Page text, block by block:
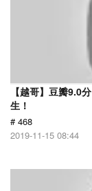
【越哥】豆瓣9.0
生！
# 468
2019-11-15 08:44